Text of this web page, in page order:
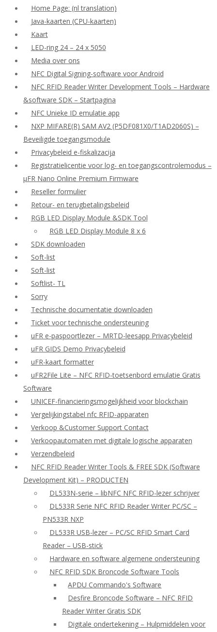
Home Page: (nl translation)
Java-kaarten (CPU-kaarten)
Kaart
LED-ring 24 – 24 x 5050
Media over ons
NFC Digital Signing-software voor Android
NFC RFID Reader Writer Development Tools – Hardware
&software SDK – Startpagina
NFC Unieke ID emulatie app
NXP MIFARE(R) SAM AV2 (P5DF081X0/T1AD2060S) –
Beveiligde toegangsmodule
Privacybeleid e-fiskalizacija
Registratielicentie voor log- en toegangscontrolemodus –
μFR Nano Online Premium Firmware
Reseller formulier
Retour- en terugbetalingsbeleid
RGB LED Display Module &SDK Tool
RGB LED Display Module 8 x 6
SDK downloaden
Soft-list
Soft-list
Softlist- TL
Sorry
Technische documentatie downloaden
Ticket voor technische ondersteuning
uFR e-paspoortlezer – MRTD-leesapp Privacybeleid
uFR GIDS Demo Privacybeleid
uFR-kaart formatter
uFR2File Lite – NFC RFID-toetsenbord emulatie Gratis
Software
UNICEF-financieringsmogelijkheid voor blockchain
Vergelijkingstabel nfc RFID-apparaten
Verkoop &Customer Support Contact
Verkoopautomaten met digitale logische apparaten
Verzendbeleid
NFC RFID Reader Writer Tools & FREE SDK (Software
Development Kit) – PRODUCTEN
DL533N-serie – libNFC NFC RFID-lezer schrijver
DL533R Serie NFC RFID Reader Writer PC/SC –
PN533R NXP
DL533R USB-lezer – PC/SC RFID Smart Card
Reader – USB-stick
Hardware en software algemene ondersteuning
NFC RFID SDK Broncode Software Tools
APDU Commando's Software
Desfire Broncode Software – NFC RFID
Reader Writer Gratis SDK
Digitale ondertekening – Hulpmiddelen voor